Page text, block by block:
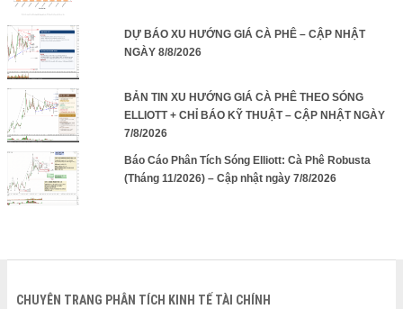
DỰ BÁO XU HƯỚNG GIÁ CÀ PHÊ – CẬP NHẬT
NGÀY 8/8/2026
BẢN TIN XU HƯỚNG GIÁ CÀ PHÊ THEO SÓNG
ELLIOTT + CHỈ BÁO KỸ THUẬT – CẬP NHẬT NGÀY
7/8/2026
Báo Cáo Phân Tích Sóng Elliott: Cà Phê Robusta
(Tháng 11/2026) – Cập nhật ngày 7/8/2026
CHUYÊN TRANG PHÂN TÍCH KINH TẾ TÀI CHÍNH